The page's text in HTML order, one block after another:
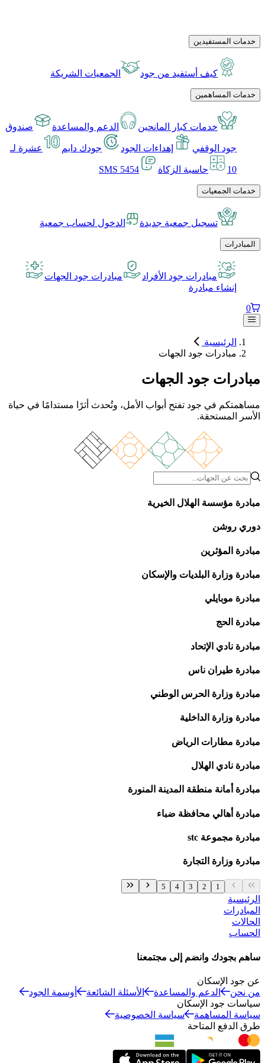
خدمات المستفيدين
كيف أستفيد من جود الجمعيات الشريكة
خدمات المساهمين
خدمات كبار المانحين الدعم والمساعدة صندوق
جود الوقفي إهداءات الجود جودك دايم عشرة لـ
10 حاسبة الزكاة SMS 5454
خدمات الجمعيات
تسجيل جمعية جديدة الدخول لحساب جمعية
المبادرات
مبادرات جود الأفراد
مبادرات جود الجهات
إنشاء مبادرة
0
الرئيسية
مبادرات جود الجهات
مبادرات جود الجهات
مساهمتكم في جود تفتح أبواب الأمل، وتُحدث أثرًا مستدامًا في حياة
الأسر المستحقة.
مبادرة مؤسسة الهلال الخيرية
دوري روشن
مبادرة المؤثرين
مبادرة وزارة البلديات والإسكان
مبادرة موبايلي
مبادرة الحج
مبادرة نادي الإتحاد
مبادرة طيران ناس
مبادرة وزارة الحرس الوطني
مبادرة وزارة الداخلية
مبادرة مطارات الرياض
مبادرة نادي الهلال
مبادرة أمانة منطقة المدينة المنورة
مبادرة أهالي محافظة ضباء
مبادرة مجموعة stc
مبادرة وزارة التجارة
1
2
3
4
5
الرئيسية
المبادرات
الحالات
الحساب
ساهم بجودك وانضم إلى مجتمعنا
عن جود الإسكان
من نحن
الدعم والمساعدة الأسئلة الشائعة
أوسمة الجود
سياسات جود الإسكان
سياسة المساهمة
سياسة الخصوصية
طرق الدفع المتاحة